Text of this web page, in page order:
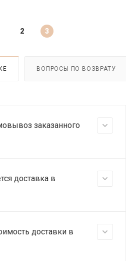
2 3
ВОПРОСЫ ПО ВОЗВРАТУ
заказанного
доставка в
доставки в